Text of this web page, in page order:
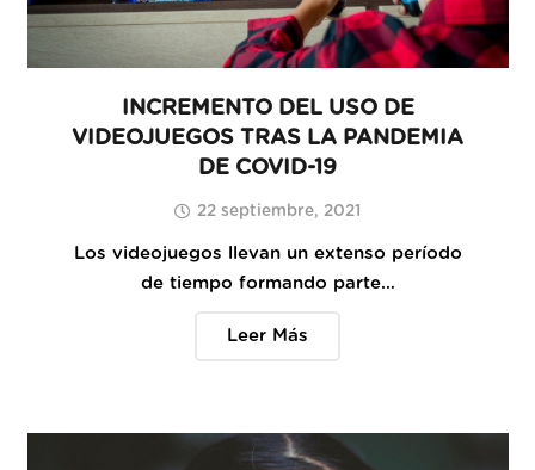
INCREMENTO DEL USO DE
VIDEOJUEGOS TRAS LA PANDEMIA
DE COVID-19
22 septiembre, 2021
Los videojuegos llevan un extenso período
de tiempo formando parte…
Leer Más